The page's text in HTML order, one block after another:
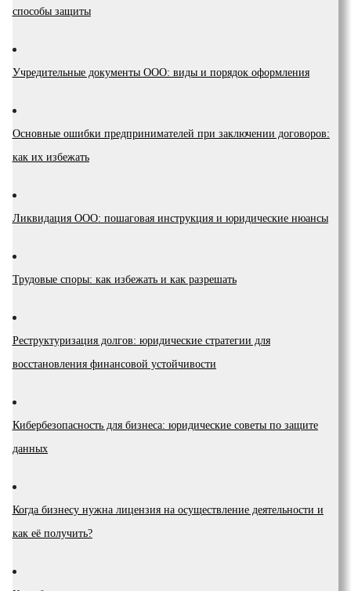
способы защиты
Учредительные документы ООО: виды и порядок оформления
Основные ошибки предпринимателей при заключении договоров:
как их избежать
Ликвидация ООО: пошаговая инструкция и юридические нюансы
Трудовые споры: как избежать и как разрешать
Реструктуризация долгов: юридические стратегии для
восстановления финансовой устойчивости
Кибербезопасность для бизнеса: юридические советы по защите
данных
Когда бизнесу нужна лицензия на осуществление деятельности и
как её получить?